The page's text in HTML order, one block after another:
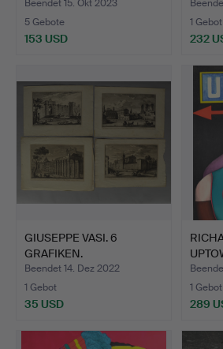
Beendet 15. Okt 2023
5 Gebote
153 USD
1 Gebot
232
GIUSEPPE VASI. 6
GRAFIKEN.
Beendet 14. Dez 2022
1 Gebot
35 USD
1 Gebot
289